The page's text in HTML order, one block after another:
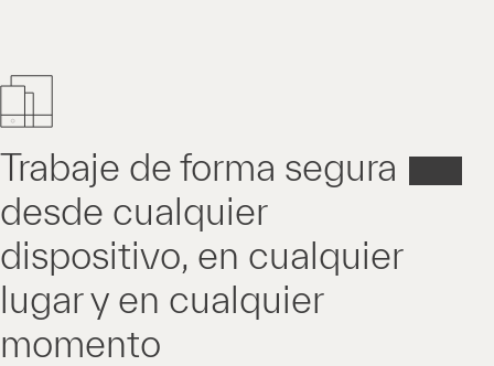
Trabaje de forma segura
desde cualquier
dispositivo, en cualquier
lugar y en cualquier
momento